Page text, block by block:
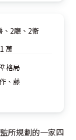
、2廳、2衛
萬
格局
、藤
所規劃的一家四